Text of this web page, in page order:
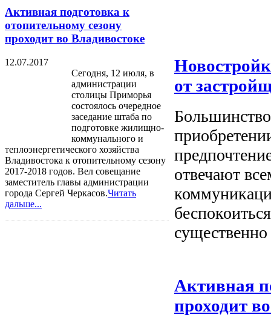
Активная подготовка к
отопительному сезону
проходит во Владивостоке
12.07.2017
Сегодня, 12 июля, в
администрации
столицы Приморья
состоялось очередное
заседание штаба по
подготовке жилищно-
коммунального и
теплоэнергетического хозяйства
Владивостока к отопительному сезону
2017-2018 годов. Вел совещание
заместитель главы администрации
города Сергей Черкасов.Читать
дальше...
от
отвечают
Активная
проходит